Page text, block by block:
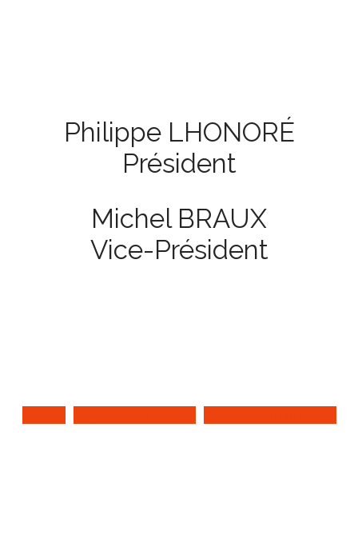
Philippe LHONORÉ
Président
Michel BRAUX
Vice-Président